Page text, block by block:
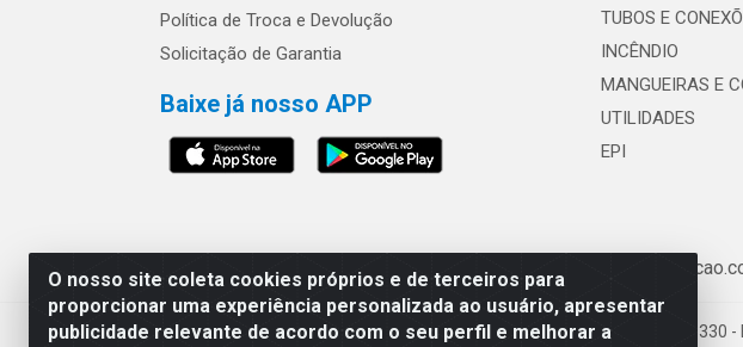
O nosso site coleta cookies próprios e de terceiros para
proporcionar uma experiência personalizada ao usuário, apresentar
publicidade relevante de acordo com o seu perfil e melhorar a
Política de Troca e Devolução
Solicitação de Garantia
Baixe já nosso APP
TUBOS E
INCÊNDIO
MANGUEIRAS E
UTILIDADES
EPI
Os preços e condições de
Safra Agrícola e Pecuária LTDA - Avenida Castelo Branco, 5330